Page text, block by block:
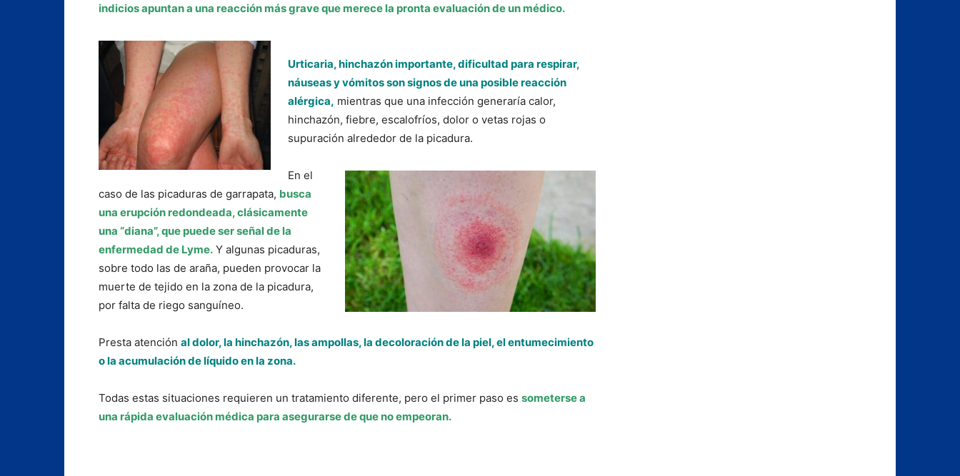
indicios apuntan a una reacción más grave que merece la pronta evaluación de un médico.
Urticaria, hinchazón importante, dificultad para respirar,
náuseas y vómitos son signos de una posible reacción
alérgica, mientras que una infección generaría calor,
hinchazón, fiebre, escalofríos, dolor o vetas rojas o
supuración alrededor de la picadura.
En el
caso de las picaduras de garrapata, busca
una erupción redondeada, clásicamente
una “diana”, que puede ser señal de la
enfermedad de Lyme. Y algunas picaduras,
sobre todo las de araña, pueden provocar la
muerte de tejido en la zona de la picadura,
por falta de riego sanguíneo.
Presta atención al dolor, la hinchazón, las ampollas, la decoloración de la piel, el entumecimiento
o la acumulación de líquido en la zona.
Todas estas situaciones requieren un tratamiento diferente, pero el primer paso es someterse a
una rápida evaluación médica para asegurarse de que no empeoran.